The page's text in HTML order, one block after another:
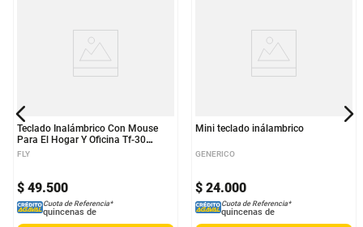
Teclado Inalámbrico Con Mouse
Para El Hogar Y Oficina Tf-30
Rosado
FLY
$ 49.500
Cuota de Referencia*
quincenas de
Mini teclado inálambrico
GENERICO
$ 24.000
Cuota de Referencia*
quincenas de